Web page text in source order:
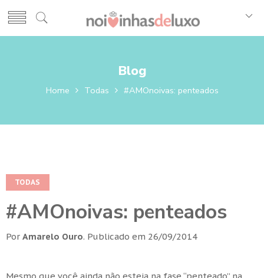
Blog
Home Todas #AMOnoivas: penteados
TODAS
#AMOnoivas: penteados
Por Amarelo Ouro. Publicado em 26/09/2014
Mesmo que você ainda não esteja na fase “penteado” na